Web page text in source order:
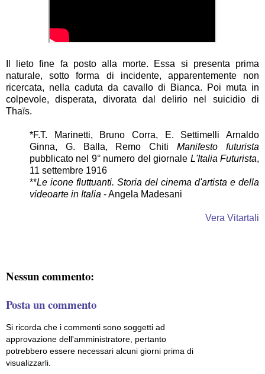
Il lieto fine fa posto alla morte. Essa si presenta prima
naturale, sotto forma di incidente, apparentemente non
ricercata, nella caduta da cavallo di Bianca. Poi muta in
colpevole, disperata, divorata dal delirio nel suicidio di
Thaïs.
*F.T. Marinetti, Bruno Corra, E. Settimelli Arnaldo
Ginna, G. Balla, Remo ChitiManifesto futurista
pubblicato nel 9° numero del giornale L'Italia Futurista,
11 settembre 1916
**Le icone fluttuanti. Storia del cinema d'artista e della
videoarte in Italia - Angela Madesani
Vera Vitartali
Nessun commento:
Posta un commento
Si ricorda che i commenti sono soggetti ad
approvazione dell'amministratore, pertanto
potrebbero essere necessari alcuni giorni prima di
visualizzarli.